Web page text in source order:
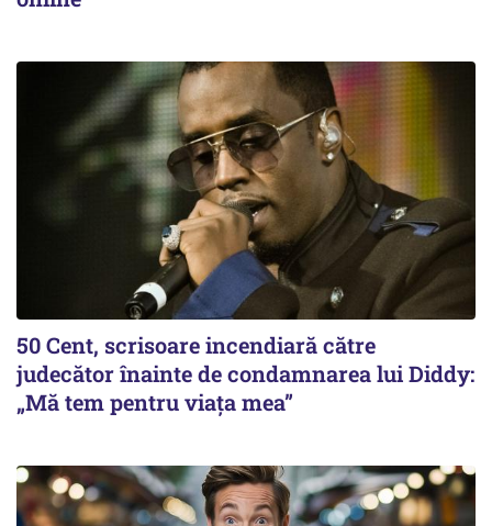
50 Cent, scrisoare incendiară către
judecător înainte de condamnarea lui Diddy:
„Mă tem pentru viața mea”